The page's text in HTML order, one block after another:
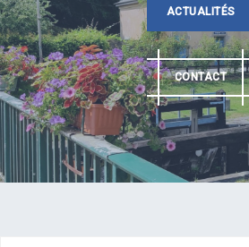
ACTUALITÉS
CONTACT